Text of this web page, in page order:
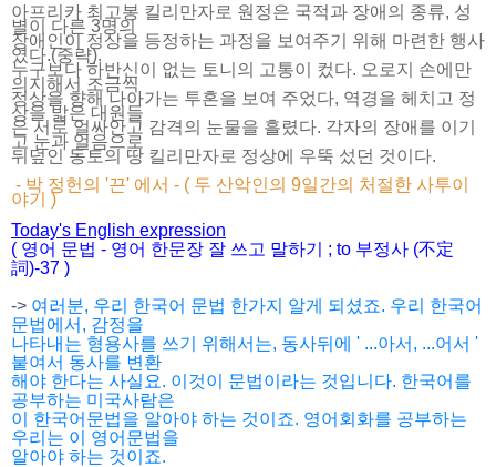
아프리카 최고봉 킬리만자로 원정은 국적과 장애의 종류, 성
별이 다른 3명의
장애인이 정상을 등정하는 과정을 보여주기 위해 마련한 행사
였다.(중략).
누구보다 하반신이 없는 토니의 고통이 컸다. 오로지 손에만
의지해서 조금씩
정상을 향해 나아가는 투혼을 보여 주었다, 역경을 헤치고 정
상을 밟은 대원들
은 서로 얼싸안고 감격의 눈물을 흘렸다. 각자의 장애를 이기
고 눈과 얼음으로
뒤덮인 동토의 땅 킬리만자로 정상에 우뚝 섰던 것이다.
- 박 정헌의 '끈' 에서 - ( 두 산악인의 9일간의 처절한 사투이
야기 )
Today's English expression
( 영어 문법 - 영어 한문장 잘 쓰고 말하기 ; to 부정사 (不定
詞)-37 )
-> 여러분, 우리 한국어 문법 한가지 알게 되셨죠. 우리 한국어
문법에서, 감정을
나타내는 형용사를 쓰기 위해서는, 동사뒤에 ' ...아서, ...어서 '
붙여서 동사를 변환
해야 한다는 사실요. 이것이 문법이라는 것입니다. 한국어를
공부하는 미국사람은
이 한국어문법을 알아야 하는 것이죠. 영어회화를 공부하는
우리는 이 영어문법을
알아야 하는 것이죠.